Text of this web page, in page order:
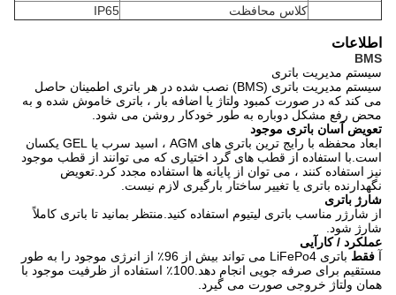
کلاس محافظت
IP65
اطلاعات
BMS
سیستم مدیریت باتری
سیستم مدیریت باتری (BMS) نصب شده در هر باتری اطمینان حاصل
می کند که در صورت کمبود ولتاژ یا اضافه بار ، باتری خاموش شده و به
محض رفع مشکل دوباره به طور خودکار روشن می شود.
تعویض آسان باتری موجود
ابعاد محفظه با رایج ترین باتری های AGM ، اسید سرب یا GEL یکسان
است.با استفاده از قطب های گرد اختیاری که می توانند از قطب موجود
نیز استفاده کنند ، می توان از پایانه ها استفاده مجدد کرد.تعویض
نگهدارنده باتری یا تغییر ساختار بارگیری لازم نیست.
شارژ باتری
از شارژر مناسب باتری لیتیوم استفاده کنید.منتظر بمانید تا باتری کاملاً
شارژ شود.
عملکرد / کارآیی
آ فقط
باتری LiFePo4 می تواند بیش از 96٪ از انرژی موجود را به طور
مستقیم برای صرفه جویی انجام دهد.100٪ استفاده از ظرفیت موجود با
همان ولتاژ خروجی صورت می گیرد.